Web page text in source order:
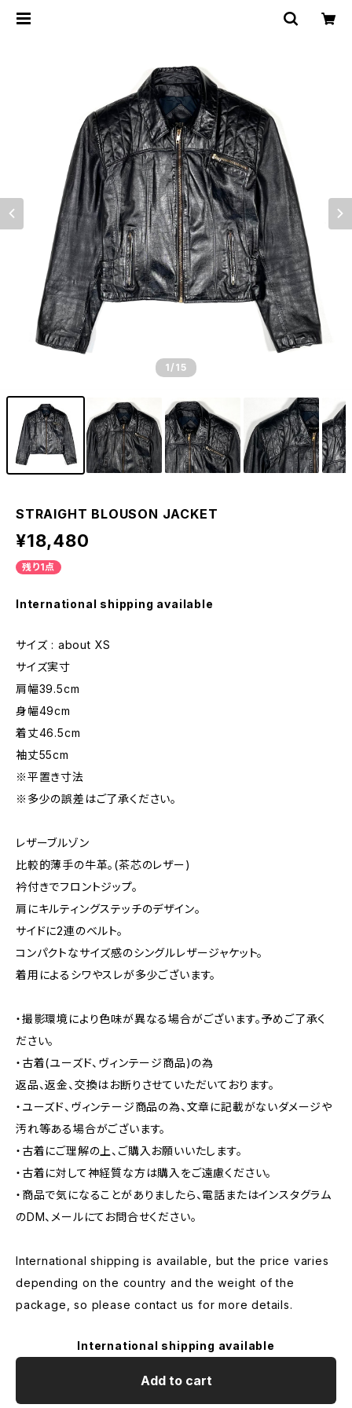
1 /15
STRAIGHT BLOUSON JACKET
¥18,480
残り1点
International shipping available
サイズ : about XS
サイズ実寸
肩幅39.5cm
身幅49cm
着丈46.5cm
袖丈55cm
※平置き寸法
※多少の誤差はご了承ください。
レザーブルゾン
比較的薄手の牛革。(茶芯のレザー)
衿付きでフロントジップ。
肩にキルティングステッチのデザイン。
サイドに2連のベルト。
コンパクトなサイズ感のシングルレザージャケット。
着用によるシワやスレが多少ございます。
・撮影環境により色味が異なる場合がございます。予めご了承く
ださい。
・古着(ユーズド、ヴィンテージ商品)の為
返品、返金、交換はお断りさせていただいております。
・ユーズド、ヴィンテージ商品の為、文章に記載がないダメージや
汚れ等ある場合がございます。
・古着にご理解の上、ご購入お願いいたします。
・古着に対して神経質な方は購入をご遠慮ください。
・商品で気になることがありましたら、電話またはインスタグラム
のDM、メールにてお問合せください。
International shipping is available, but the price varies
depending on the country and the weight of the
package, so please contact us for more details.
International shipping available
Add to cart